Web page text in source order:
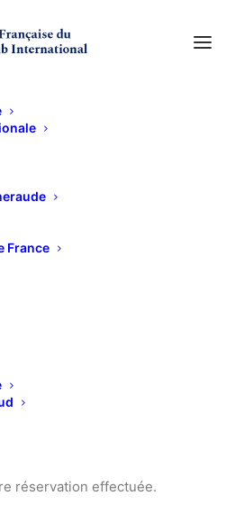
France
à Bilbao
11 AVRIL 2015
manquer l’exposition Niki de
Guggenheim !
avance bien dans la
end qui promet d’être un
vos chambres d’hôtel
réservation effectuée.